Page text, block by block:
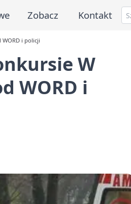
Zobacz Kontakt
WORD i policji
W
WORD i